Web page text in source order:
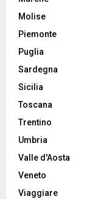
Molise
Piemonte
Puglia
Sardegna
Sicilia
Toscana
Trentino
Umbria
Valle d'Aosta
Veneto
Viaggiare